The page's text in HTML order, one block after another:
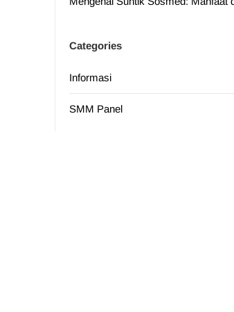
Categories
Informasi
SMM Panel